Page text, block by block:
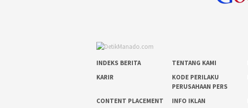
INDEKS BERITA TENTANG KAMI
KARIR
KODE PERILAKU
PERUSAHAAN PERS
CONTENT PLACEMENT INFO IKLAN